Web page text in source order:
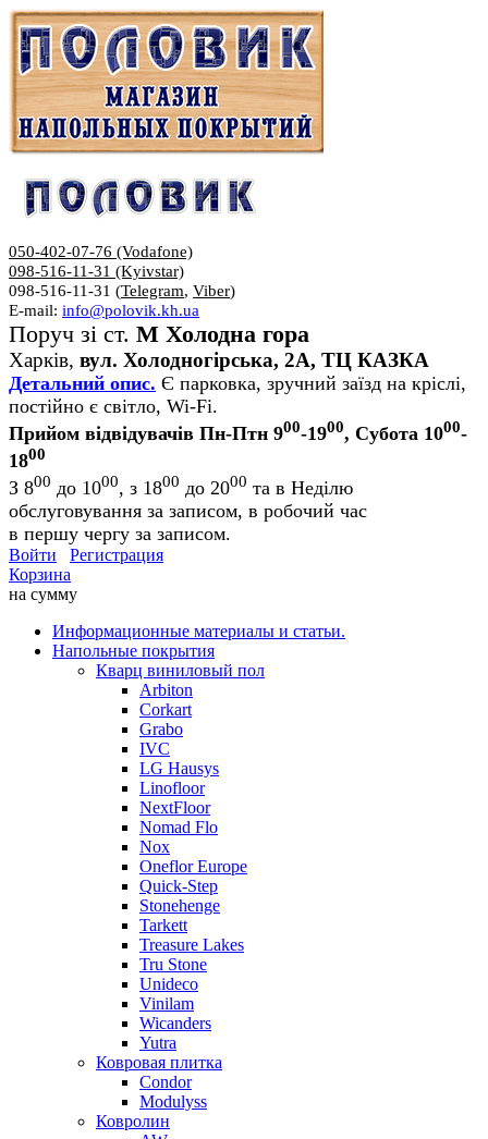
050-402-07-76 (Vodafone)
098-516-11-31 (Kyivstar)
098-516-11-31 (Telegram, Viber)
E-mail: info@polovik.kh.ua
Поруч зі ст. М Холодна гора
Харків, вул. Холодногірська, 2А, ТЦ КАЗКА
Детальний опис. Є парковка, зручний заїзд на кріслі,
постійно є світло, Wi-Fi.
Прийом відвідувачів Пн-Птн 900-1900, Субота 1000-
1800
З 800 до 1000, з 1800 до 2000 та в Неділю
обслуговування за записом, в робочий час
в першу чергу за записом.
Войти
Регистрация
Корзина
на сумму
Информационные материалы и статьи.
Напольные покрытия
Кварц виниловый пол
Arbiton
Corkart
Grabo
IVC
LG Hausys
Linofloor
NextFloor
Nomad Flo
Nox
Oneflor Europe
Quick-Step
Stonehenge
Tarkett
Treasure Lakes
Tru Stone
Unideco
Vinilam
Wicanders
Yutra
Ковровая плитка
Condor
Modulyss
Ковролин